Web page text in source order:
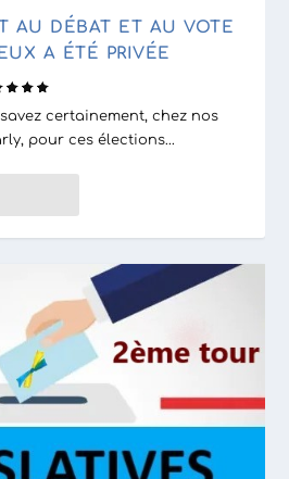
au débat et au vote
a été privée
certainement, chez nos
pour ces élections...